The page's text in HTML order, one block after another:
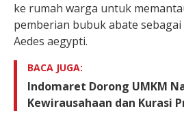
ke rumah warga untuk
pemberian bubuk abate
Aedes aegypti.
BACA JUGA:
Indomaret Dorong UMKM
Kewirausahaan dan Kurasi